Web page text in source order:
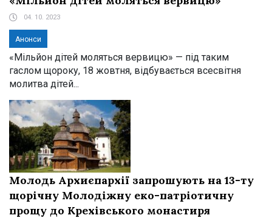
04. 10. 2023
Анонси
«Мільйон дітей моляться вервицю» — під таким
гаслом щороку, 18 жовтня, відбувається всесвітня
молитва дітей...
Молодь Архиєпархії запрошують на 13-ту
щорічну Молодіжну еко-патріотичну
прощу до Крехівського монастиря